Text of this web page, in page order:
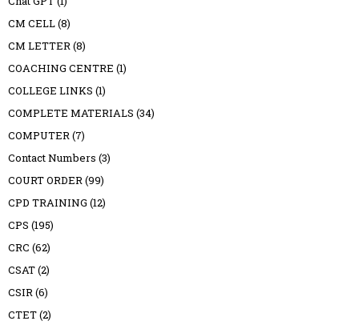
CM CELL(8)
CM LETTER(8)
COACHING CENTRE (1)
COLLEGE LINKS (1)
COMPLETE MATERIALS (34)
COMPUTER(7)
Contact Numbers (3)
COURT ORDER(99)
CPD TRAINING (12)
CPS (195)
CRC (62)
CSAT(2)
CSIR(6)
CTET(2)